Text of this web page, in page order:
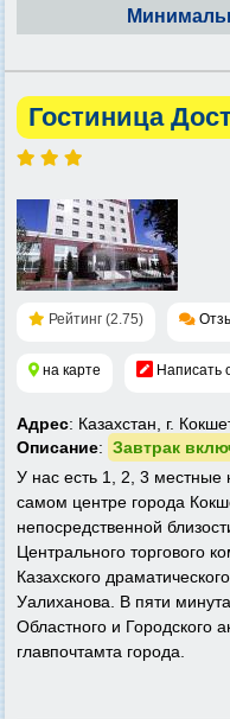
Гостиница
Рейтинг (2.75)
на карте Написать
Адрес: Казахстан, г.
Описание: Завтрак
У нас есть 1, 2, 3
самом центре города
непосредственной
Центрального торгового
Казахского
Уалиханова. В пяти
Областного и Городского
главпочтамта города.